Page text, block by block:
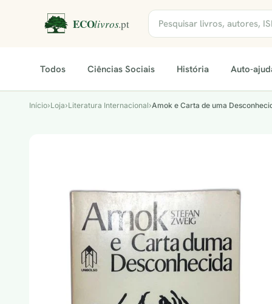
Todos Ciências Sociais História Auto-
Início›Loja›Literatura Internacional›Amok e Carta de uma